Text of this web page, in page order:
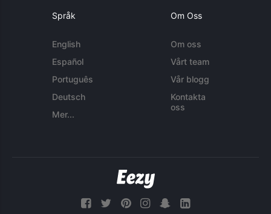
Språk
English
Español
Português
Deutsch
Mer...
Om Oss
Om oss
Vårt team
Vår blogg
Kontakta
oss